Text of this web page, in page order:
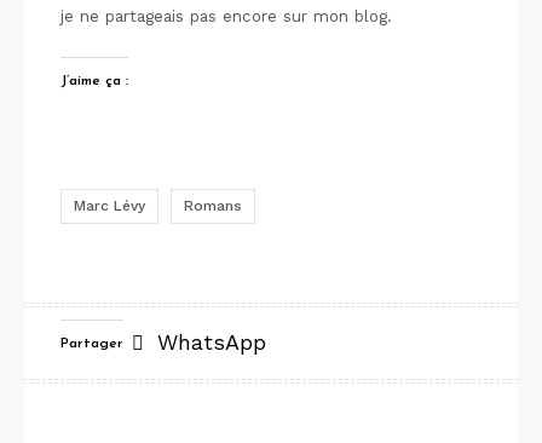
je ne partageais pas encore sur mon blog.
J’aime ça :
Marc Lévy Romans
Partager WhatsApp